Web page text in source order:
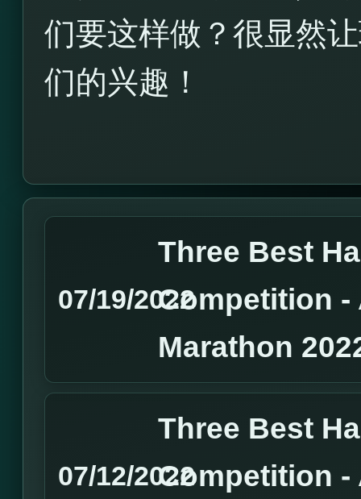
们要这样做？很显然
们的兴趣！
07/19/2022
Three Best
Competition -
Marathon
07/12/2022
Three Best
Competition -